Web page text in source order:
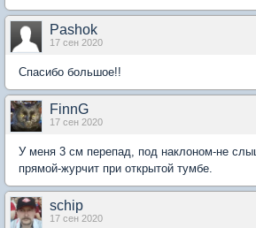
Pashok
17 сен 2020
Спасибо большое!!
FinnG
17 сен 2020
У меня 3 см перепад, под наклоном-не
прямой-журчит при открытой тумбе.
schip
17 сен 2020